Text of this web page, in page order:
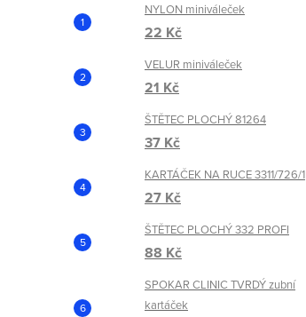
NYLON miniváleček
22 Kč
VELUR miniváleček
21 Kč
ŠTĚTEC PLOCHÝ 81264
37 Kč
KARTÁČEK NA RUCE 3311/726/1
27 Kč
ŠTĚTEC PLOCHÝ 332 PROFI
88 Kč
SPOKAR CLINIC TVRDÝ zubní
kartáček